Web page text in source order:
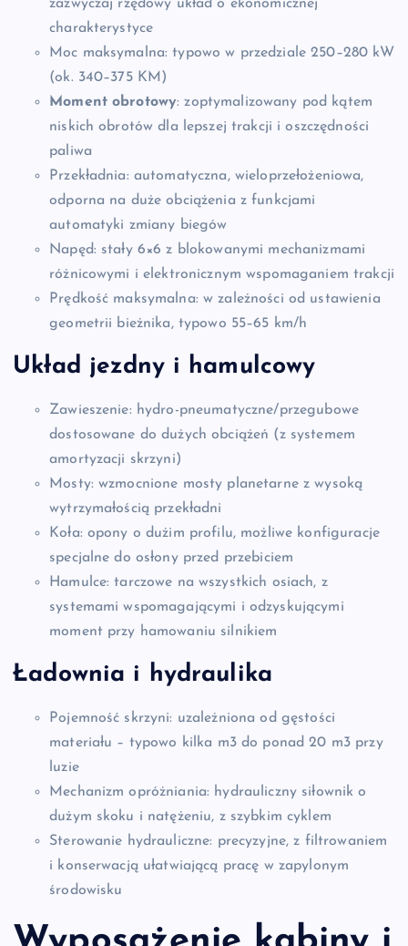
zazwyczaj rzędowy układ o ekonomicznej
charakterystyce
Moc maksymalna: typowo w przedziale 250–280 kW
(ok. 340–375 KM)
Moment obrotowy: zoptymalizowany pod kątem
niskich obrotów dla lepszej trakcji i oszczędności
paliwa
Przekładnia: automatyczna, wieloprzełożeniowa,
odporna na duże obciążenia z funkcjami
automatyki zmiany biegów
Napęd: stały 6×6 z blokowanymi mechanizmami
różnicowymi i elektronicznym wspomaganiem trakcji
Prędkość maksymalna: w zależności od ustawienia
geometrii bieżnika, typowo 55–65 km/h
Układ jezdny i hamulcowy
Zawieszenie: hydro-pneumatyczne/przegubowe
dostosowane do dużych obciążeń (z systemem
amortyzacji skrzyni)
Mosty: wzmocnione mosty planetarne z wysoką
wytrzymałością przekładni
Koła: opony o dużim profilu, możliwe konfiguracje
specjalne do osłony przed przebiciem
Hamulce: tarczowe na wszystkich osiach, z
systemami wspomagającymi i odzyskującymi
moment przy hamowaniu silnikiem
Ładownia i hydraulika
Pojemność skrzyni: uzależniona od gęstości
materiału – typowo kilka m3 do ponad 20 m3 przy
luzie
Mechanizm opróżniania: hydrauliczny siłownik o
dużym skoku i natężeniu, z szybkim cyklem
Sterowanie hydrauliczne: precyzyjne, z filtrowaniem
i konserwacją ułatwiającą pracę w zapylonym
środowisku